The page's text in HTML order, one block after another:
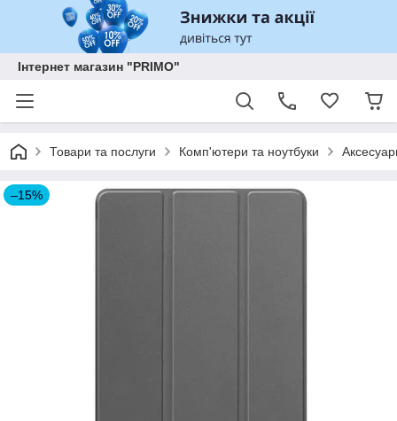
Інтернет магазин "PRIMO"
Товари та послуги Комп'ютери та ноутбуки
–15%